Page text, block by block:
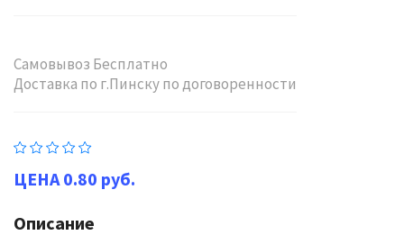
Самовывоз Бесплатно
Доставка по г.Пинску по договоренности
0.80 руб.
Описание